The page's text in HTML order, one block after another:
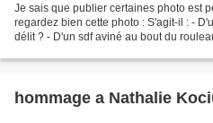
Je sais que publier certaines photo est
regardez bien cette photo : S'agit-il : -
délit ? - D'un sdf aviné au bout du
hommage a Nathalie